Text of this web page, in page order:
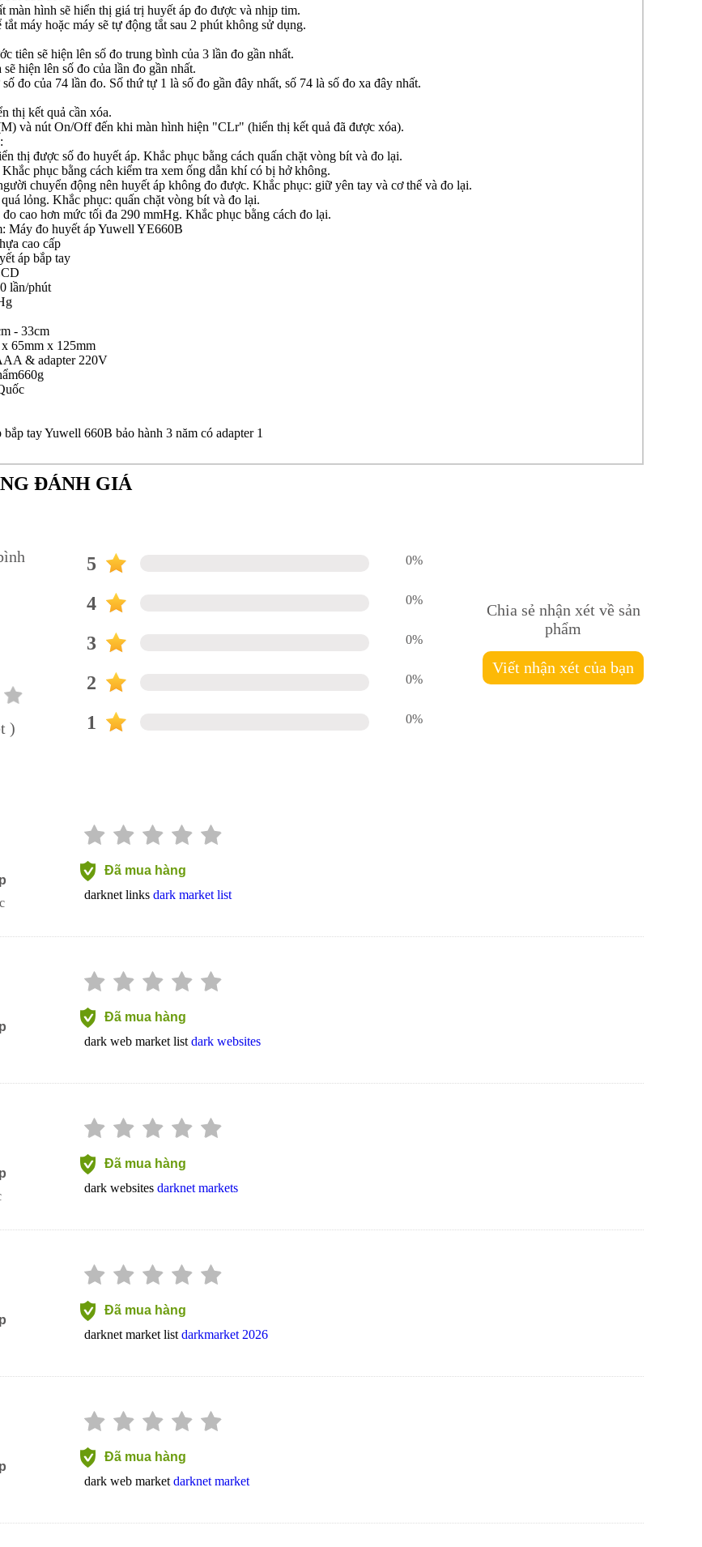
màn hình sẽ hiển thị giá trị huyết áp đo được và nhịp tim.
máy hoặc máy sẽ tự động tắt sau 2 phút không sử dụng.
tiên sẽ hiện lên số đo trung bình của 3 lần đo gần nhất.
hiện lên số đo của lần đo gần nhất.
đo của 74 lần đo. Số thứ tự 1 là số đo gần đây nhất, số 74 là số đo xa đây nhất.
thị kết quả cần xóa.
và nút On/Off đến khi màn hình hiện "CLr" (hiển thị kết quả đã được xóa).
thị được số đo huyết áp. Khắc phục bằng cách quấn chặt vòng bít và đo lại.
phục bằng cách kiểm tra xem ống dẫn khí có bị hở không.
chuyển động nên huyết áp không đo được. Khắc phục: giữ yên tay và cơ thể và đo lại.
lỏng. Khắc phục: quấn chặt vòng bít và đo lại.
cao hơn mức tối đa 290 mmHg. Khắc phục bằng cách đo lại.
Máy đo huyết áp Yuwell YE660B
cao cấp
áp bắp tay
lần/phút
- 33cm
65mm x 125mm
& adapter 220V
ĐÁNH GIÁ
)
5 0%
4 0%
3 0%
2 0%
1 0%
Chia sẻ nhận xét về sản
phẩm
Viết nhận xét của bạn
Đã mua hàng
darknet links dark market list
Đã mua hàng
dark web market list dark websites
Đã mua hàng
dark websites darknet markets
Đã mua hàng
darknet market list darkmarket 2026
Đã mua hàng
dark web market darknet market